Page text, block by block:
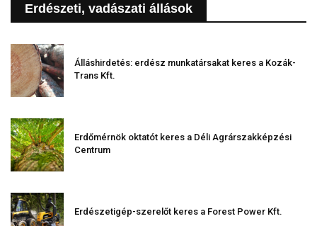
Erdészeti, vadászati állások
Álláshirdetés: erdész munkatársakat keres a Kozák-
Trans Kft.
Erdőmérnök oktatót keres a Déli Agrárszakképzési
Centrum
Erdészetigép-szerelőt keres a Forest Power Kft.